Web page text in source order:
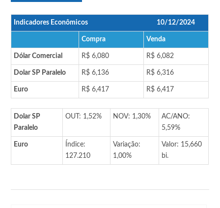
Indicadores Econômicos 10/12/2024
Compra Venda
Dólar Comercial R$ 6,080 R$ 6,082
Dolar SP Paralelo R$ 6,136 R$ 6,316
Euro R$ 6,417 R$ 6,417
Dolar SP
Paralelo
OUT: 1,52% NOV: 1,30%
AC/ANO:
5,59%
Euro
Índice:
127.210
Variação:
1,00%
Valor: 15,660
bi.